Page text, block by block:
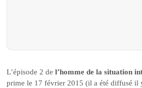
L’épisode 2 del’homme de la situation
prime le 17 février 2015 (il a été diffusé il